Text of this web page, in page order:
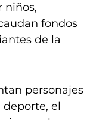
niños,
fondos
de la
personajes
el